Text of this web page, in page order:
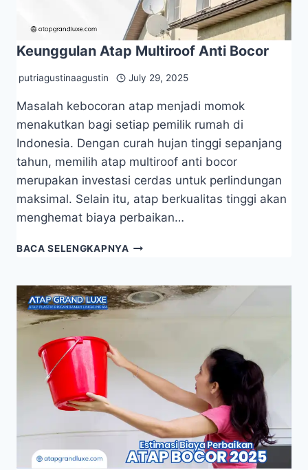
Keunggulan Atap Multiroof Anti Bocor
putriagustinaagustin July 29, 2025
Masalah kebocoran atap menjadi momok
menakutkan bagi setiap pemilik rumah di
Indonesia. Dengan curah hujan tinggi sepanjang
tahun, memilih atap multiroof anti bocor
merupakan investasi cerdas untuk perlindungan
maksimal. Selain itu, atap berkualitas tinggi akan
menghemat biaya perbaikan…
BACA SELENGKAPNYA